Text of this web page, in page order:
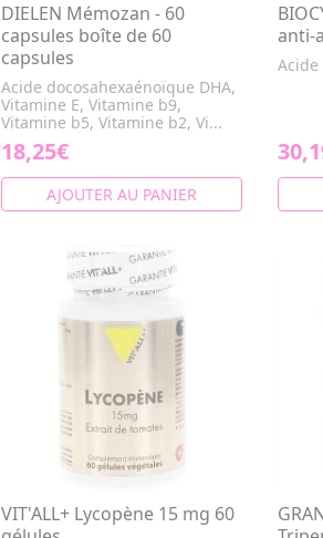
DIELEN Mémozan - 60
capsules boîte de 60
capsules
Acide docosahexaénoïque DHA,
Vitamine E, Vitamine b9,
Vitamine b5, Vitamine b2, Vi...
18,25€
AJOUTER AU PANIER
anti-
VIT'ALL+ Lycopène 15 mg 60